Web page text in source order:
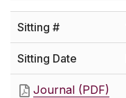
Journal (PDF)